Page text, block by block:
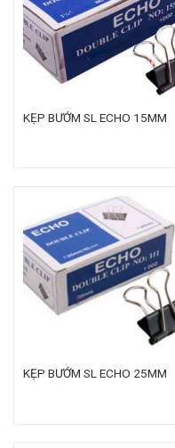
KẸP BƯỚM SL ECHO 15MM
KẸP BƯỚM SL ECHO 25MM